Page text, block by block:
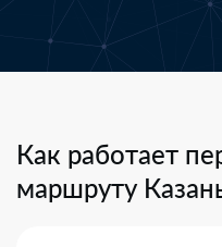
Как работает
маршруту